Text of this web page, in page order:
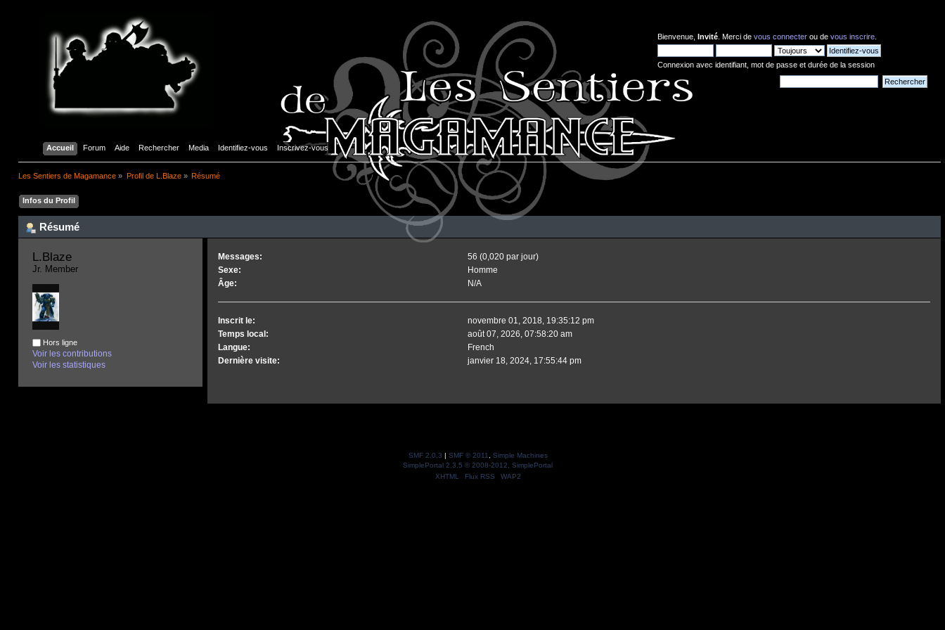
Bienvenue, Invité. Merci de vous connecterou de vous inscrire.
Connexion avec identifiant, mot de passe et durée de la session
Accueil Forum Aide Rechercher Media Identifiez-vous Inscrivez-vous
Les Sentiers de Magamance » Profil de L.Blaze» Résumé
Infos du Profil
Résumé
L.Blaze
Jr. Member
Hors ligne
Voir les contributions
Voir les statistiques
Messages:
56 (0,020 par jour)
Sexe:
Homme
Âge:
N/A
Inscrit le:
novembre 01, 2018, 19:35:12 pm
Temps local:
août 07, 2026, 07:58:20 am
Langue:
French
Dernière visite:
janvier 18, 2024, 17:55:44 pm
SMF 2.0.3 | SMF © 2011, Simple Machines
SimplePortal 2.3.5 © 2008-2012, SimplePortal
XHTML
Flux RSS WAP2